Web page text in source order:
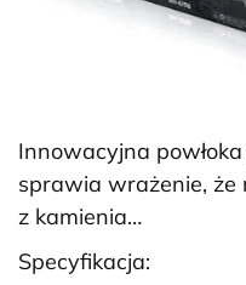
Innowacyjna
sprawia wrażenie, że
z kamienia…
Specyfikacja: